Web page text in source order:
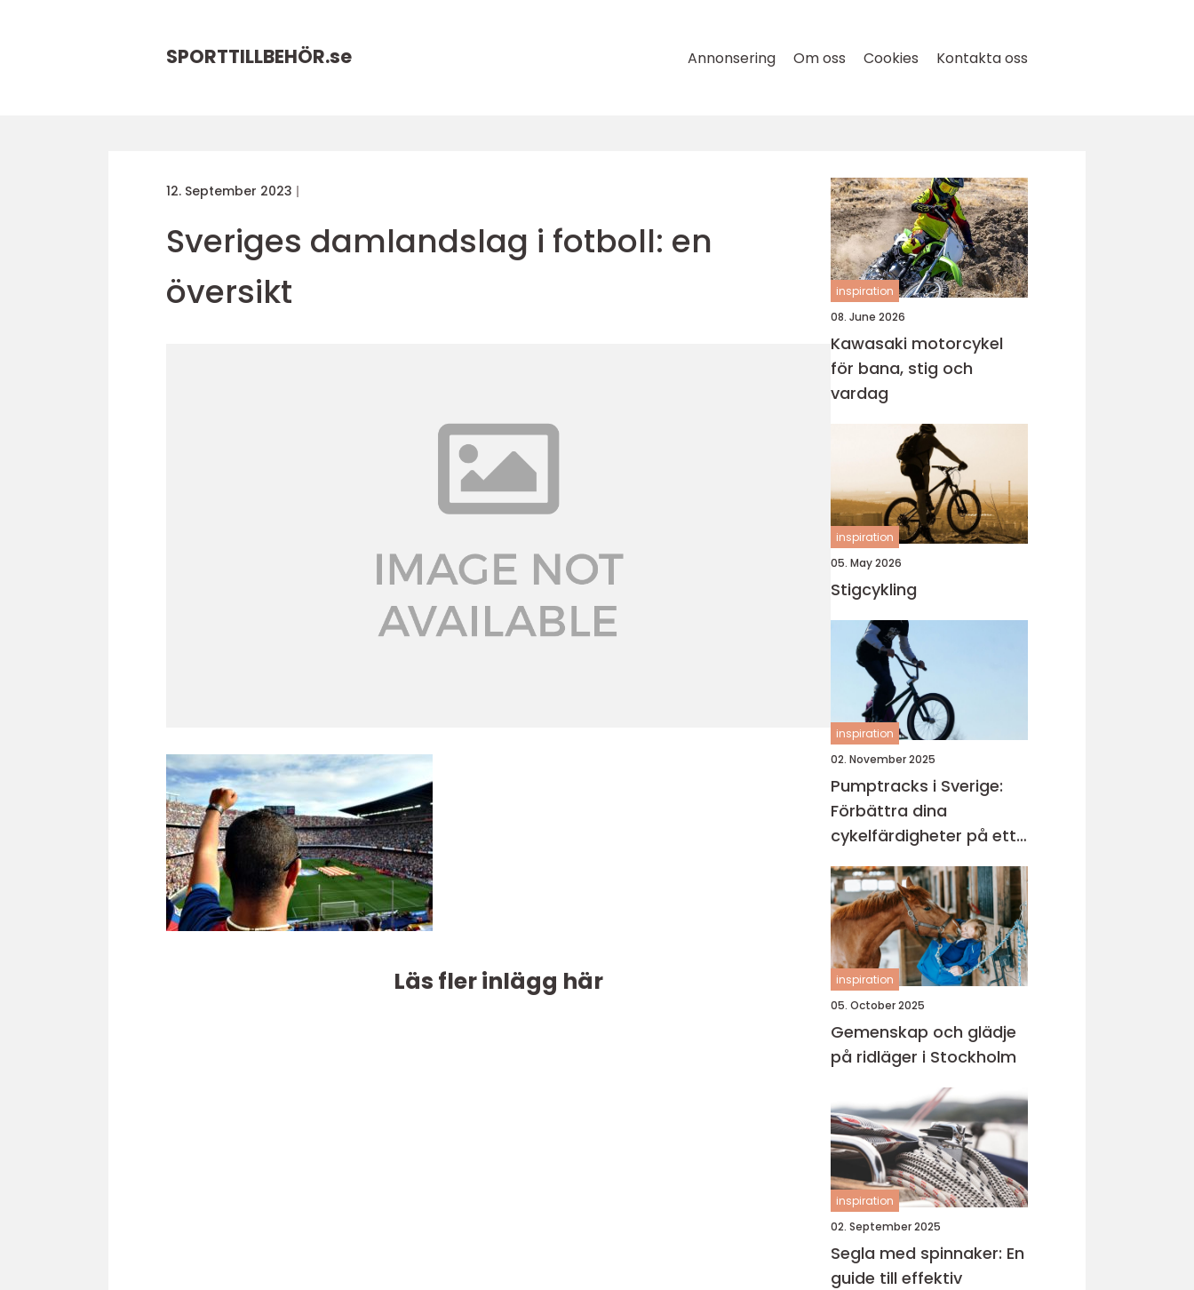
SPORTTILLBEHÖR.se Annonsering Om oss Cookies Kontakta oss
12. September 2023
Sveriges damlandslag i fotboll: en
översikt
Läs fler inlägg här
inspiration
08. June 2026
Kawasaki motorcykel
för bana, stig och
vardag
inspiration
05. May 2026
Stigcykling
inspiration
02. November 2025
Pumptracks i Sverige:
Förbättra dina
cykelfärdigheter på ett
säkert sätt
inspiration
05. October 2025
Gemenskap och glädje
på ridläger i Stockholm
inspiration
02. September 2025
Segla med spinnaker: En
guide till effektiv